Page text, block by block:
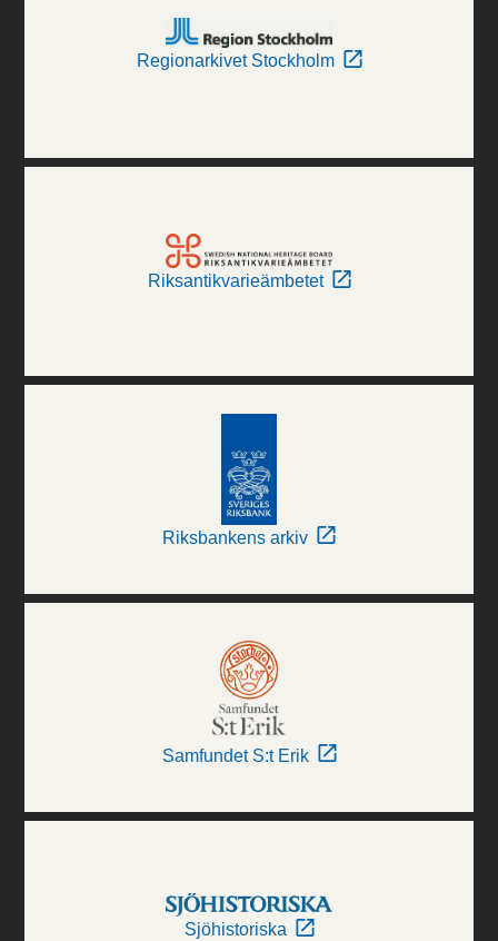
Regionarkivet Stockholm
Riksantikvarieämbetet
Riksbankens arkiv
Samfundet S:t Erik
Sjöhistoriska